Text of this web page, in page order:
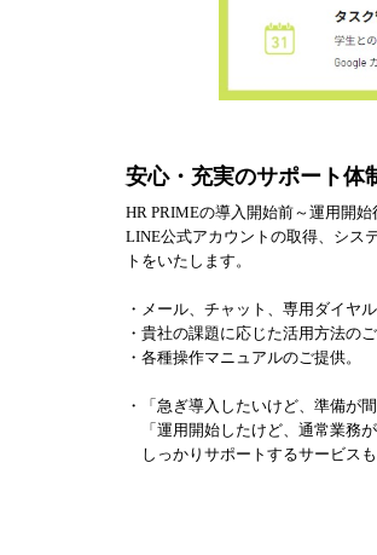
安心・充実のサポート体
HR PRIMEの導入開始前～運用開
LINE公式アカウントの取得、シス
トをいたします。
・メール、チャット、専用ダイヤ
・貴社の課題に応じた活用方法のご
・各種操作マニュアルのご提供。
・「急ぎ導入したいけど、準備が
「運用開始したけど、通常業務
しっかりサポートするサービスも